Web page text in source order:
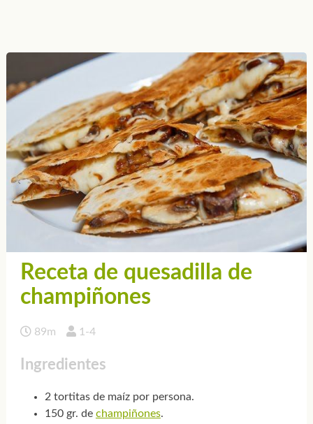
Receta de quesadilla de
champiñones
89m 1-4
Ingredientes
2 tortitas de maíz por persona.
150 gr. de champiñones.